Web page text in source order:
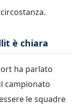
è chiara
ha parlato
campionato
le squadre